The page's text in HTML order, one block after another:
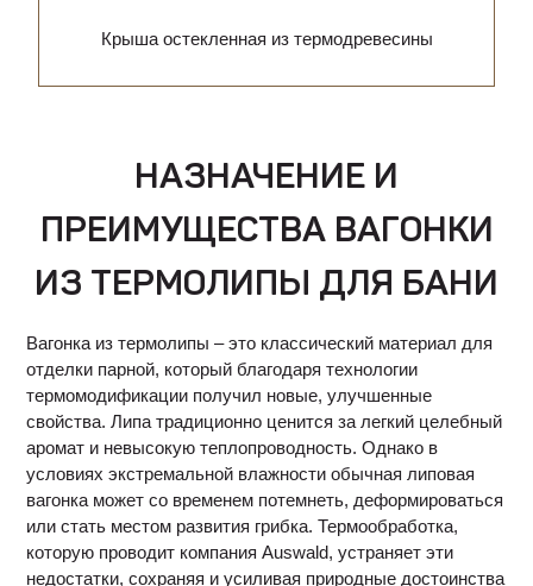
Крыша остекленная из термодревесины
НАЗНАЧЕНИЕ И
ПРЕИМУЩЕСТВА ВАГОНКИ
ИЗ ТЕРМОЛИПЫ ДЛЯ БАНИ
Вагонка из термолипы – это классический материал для
отделки парной, который благодаря технологии
термомодификации получил новые, улучшенные
свойства. Липа традиционно ценится за легкий целебный
аромат и невысокую теплопроводность. Однако в
условиях экстремальной влажности обычная липовая
вагонка может со временем потемнеть, деформироваться
или стать местом развития грибка. Термообработка,
которую проводит компания Auswald, устраняет эти
недостатки, сохраняя и усиливая природные достоинства